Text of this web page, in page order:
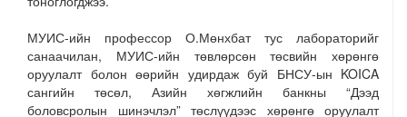
МУИС-ийн профессор О.Мөнхбат тус лабораторийг
санаачилан, МУИС-ийн төвлөрсөн төсвийн хөрөнгө
оруулалт болон өөрийн удирдаж буй БНСУ-ын KOICA
сангийн төсөл, Азийн хөгжлийн банкны “Дээд
боловсролын шинэчлэл” төслүүдээс хөрөнгө оруулалт